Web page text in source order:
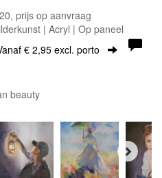
prijs op aanvraag
| Acryl | Op paneel
€ 2,95 excl. porto
beauty